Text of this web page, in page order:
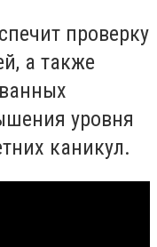
проверку
а также
уровня
каникул.